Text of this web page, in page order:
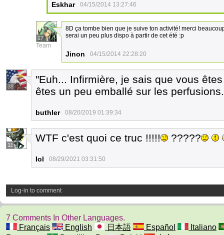
Eskhar 04/15/2014 13:27:46
17
Team
8D ça tombe bien que je suive ton activité! merci
serai un peu plus dispo à partir de cet été :p
Jinon 04/15/2014 22:28:20
38
"Euh... Infirmière, je sais que vous
êtes un peu emballé sur les
buthler 08/20/2019 01:39:34
18
WTF c'est quoi ce truc !!!!! ?????
Iol 08/29/2021 03:31:50
Log-in to comment
7 Comments In Other Languages.
Français
English 日本語 Español
Italiano